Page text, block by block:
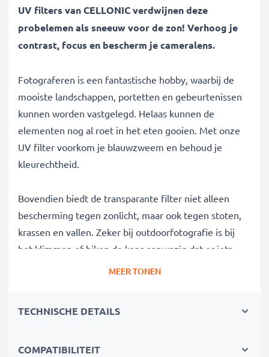
UV filters van CELLONIC verdwijnen deze
probelemen als sneeuw voor de zon! Verhoog je
contrast, focus en bescherm je cameralens.
Fotograferen is een fantastische hobby, waarbij de
mooiste landschappen, portetten en gebeurtenissen
kunnen worden vastgelegd. Helaas kunnen de
elementen nog al roet in het eten gooien. Met onze
UV filter voorkom je blauwzweem en behoud je
kleurechtheid.
Bovendien biedt de transparante filter niet alleen
bescherming tegen zonlicht, maar ook tegen stoten,
krassen en vallen. Zeker bij outdoorfotografie is bij
het klimmen of hiken de kans aanwezig dat er iets
gebeurt, deze filter voorkomt enrstige schade.
✔ Blokkeerfilter voor doeltreffende filtering van
✔ Verwijdert onscherpte, blauwzweem en
MEER TONEN
TECHNISCHE DETAILS
COMPATIBILITEIT